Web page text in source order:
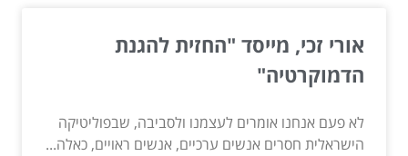
אורי זכי, מייסד "החזית להגנת
הדמוקרטיה"
לא פעם אנחנו אומרים לעצמנו ולסביבה, שבפוליטיקה
הישראלית חסרים אנשים ערכיים, אנשים ראויים, כאלה...